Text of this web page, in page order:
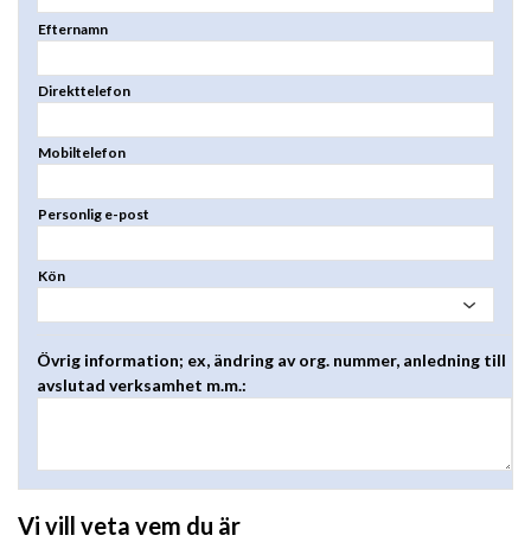
Efternamn
Direkttelefon
Mobiltelefon
Personlig e-post
Kön
Övrig information; ex, ändring av org. nummer, anledning till
avslutad verksamhet m.m.:
Vi vill veta vem du är